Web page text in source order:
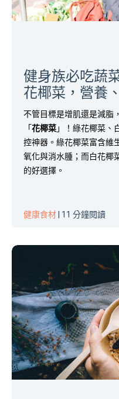
健身族必吃蔬
花椰菜，營養
不管目標是增肌還是減脂
「花椰菜」！綠花椰菜、
控神器。綠花椰菜富含維
氧化與消水腫；而白花椰
的好選擇。
健康食材| 11 分鐘閱讀